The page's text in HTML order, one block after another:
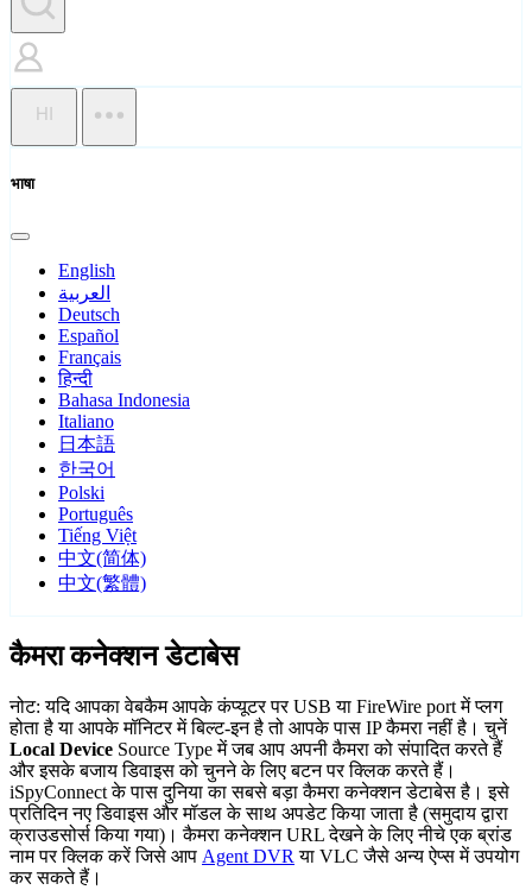
HI
भाषा
English
العربية
Deutsch
Español
Français
हिन्दी
Bahasa Indonesia
Italiano
日本語
한국어
Polski
Português
Tiếng Việt
中文(简体)
中文(繁體)
कैमरा कनेक्शन डेटाबेस
नोट: यदि आपका वेबकैम आपके कंप्यूटर पर USB या FireWire port में प्लग
होता है या आपके मॉनिटर में बिल्ट-इन है तो आपके पास IP कैमरा नहीं है। चुनें
Local Device Source Type में जब आप अपनी कैमरा को संपादित करते हैं
और इसके बजाय डिवाइस को चुनने के लिए बटन पर क्लिक करते हैं।
iSpyConnect के पास दुनिया का सबसे बड़ा कैमरा कनेक्शन डेटाबेस है। इसे
प्रतिदिन नए डिवाइस और मॉडल के साथ अपडेट किया जाता है (समुदाय द्वारा
क्राउडसोर्स किया गया)। कैमरा कनेक्शन URL देखने के लिए नीचे एक ब्रांड
नाम पर क्लिक करें जिसे आप Agent DVR या VLC जैसे अन्य ऐप्स में उपयोग
कर सकते हैं।